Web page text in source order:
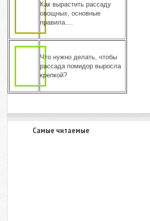
Как вырастить рассаду
овощных, основные
правила....
Что нужно делать, чтобы
рассада помидор выросла
крепкой?
Самые читаемые